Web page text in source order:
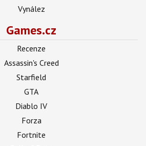
Vynález
Games.cz
Recenze
Assassin's Creed
Starfield
GTA
Diablo IV
Forza
Fortnite